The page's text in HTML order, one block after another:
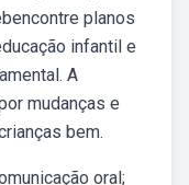
planos
infantil e
A
mudanças e
bem.
oral;